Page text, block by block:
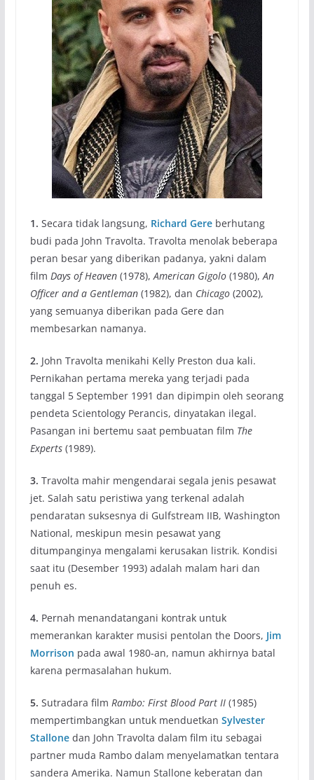
1. Secara tidak langsung, Richard Gereberhutang
budi pada John Travolta. Travolta menolak beberapa
peran besar yang diberikan padanya, yakni dalam
film Days of Heaven(1978), American Gigolo(1980), An
Officer and a Gentleman(1982), dan Chicago(2002),
yang semuanya diberikan pada Gere dan
membesarkan namanya.
2. John Travolta menikahi Kelly Preston dua kali.
Pernikahan pertama mereka yang terjadi pada
tanggal 5 September 1991 dan dipimpin oleh seorang
pendeta Scientology Perancis, dinyatakan ilegal.
Pasangan ini bertemu saat pembuatan film The
Experts(1989).
3. Travolta mahir mengendarai segala jenis pesawat
jet. Salah satu peristiwa yang terkenal adalah
pendaratan suksesnya di Gulfstream IIB, Washington
National, meskipun mesin pesawat yang
ditumpanginya mengalami kerusakan listrik. Kondisi
saat itu (Desember 1993) adalah malam hari dan
penuh es.
4. Pernah menandatangani kontrak untuk
memerankan karakter musisi pentolan the Doors, Jim
Morrison pada awal 1980-an, namun akhirnya batal
karena permasalahan hukum.
5. Sutradara film Rambo: First Blood Part II(1985)
mempertimbangkan untuk menduetkan Sylvester
Stallonedan John Travolta dalam film itu sebagai
partner muda Rambo dalam menyelamatkan tentara
sandera Amerika. Namun Stallone keberatan dan